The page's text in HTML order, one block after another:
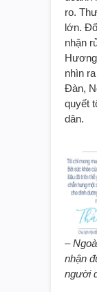
ro.
lớn.
nhận
nhìn
Đàn,
quyết
dân.
–
nhận
người